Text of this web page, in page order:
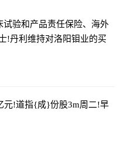
验和产品责任保险、海外
!丹利维持对洛阳钼业的买
元!道指{成}份股3m周二!早